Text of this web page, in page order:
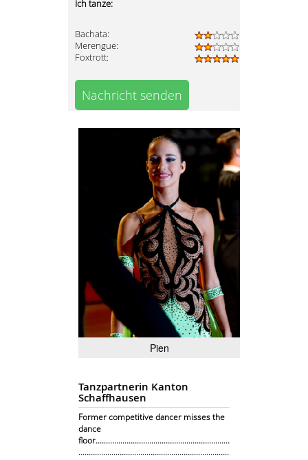
Ich tanze:
Bachata:
Merengue:
Foxtrott:
Nachricht senden
Pien
Tanzpartnerin Kanton
Schaffhausen
Former competitive dancer misses the
dance
floor.................................................................
.........................................................................